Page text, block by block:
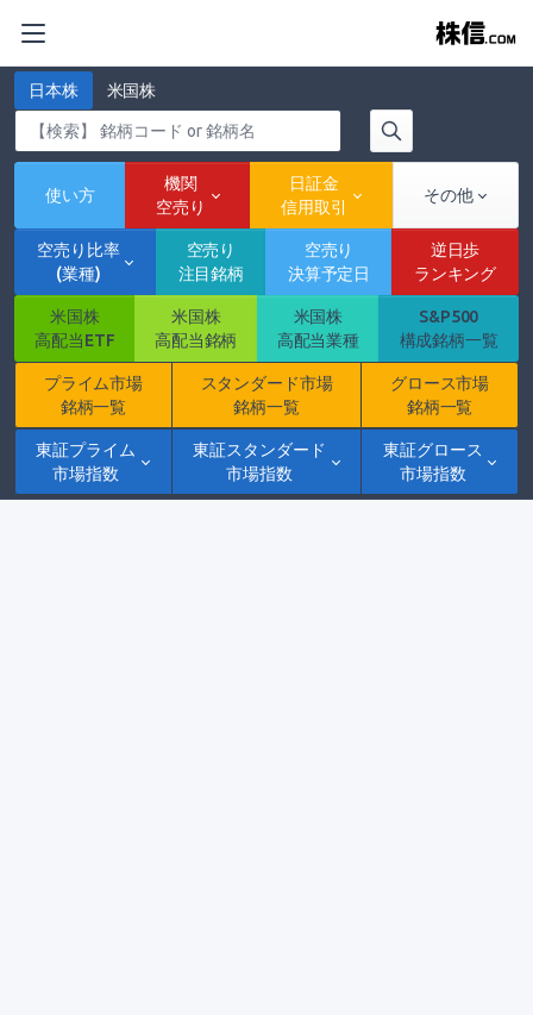
日本株 米国株
使い方
機関
空売り
日証金
信用取引
その他
空売り比率
(業種)
空売り
注目銘柄
空売り
決算予定日
逆日歩
ランキング
米国株
高配当ETF
米国株
高配当銘柄
米国株
高配当業種
S&P500
構成銘柄一覧
プライム市場
銘柄一覧
スタンダード市場
銘柄一覧
グロース市場
銘柄一覧
東証プライム
市場指数
東証スタンダード
市場指数
東証グロース
市場指数